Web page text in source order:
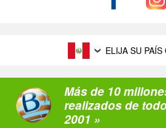
ELIJA SU
Más de 10
realizados de
2001 »